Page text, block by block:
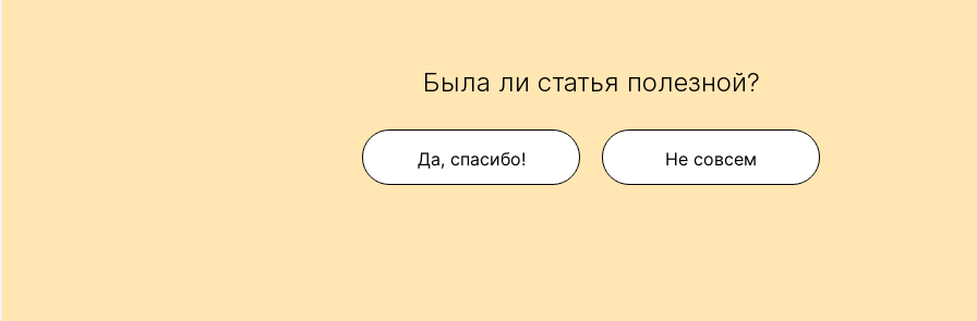
Была ли статья полезной?
Да, спасибо! Не совсем